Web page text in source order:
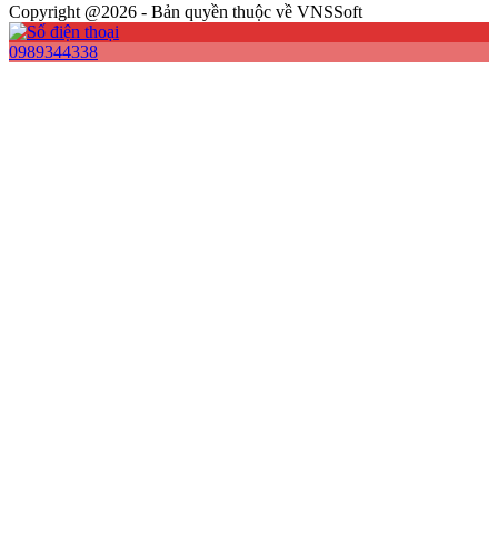
Copyright @2026 - Bản quyền thuộc về VNSSoft
0989344338